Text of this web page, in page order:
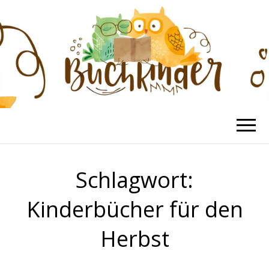
Die schönsten Kinderbücher
Schlagwort:
Kinderbücher für den
Herbst